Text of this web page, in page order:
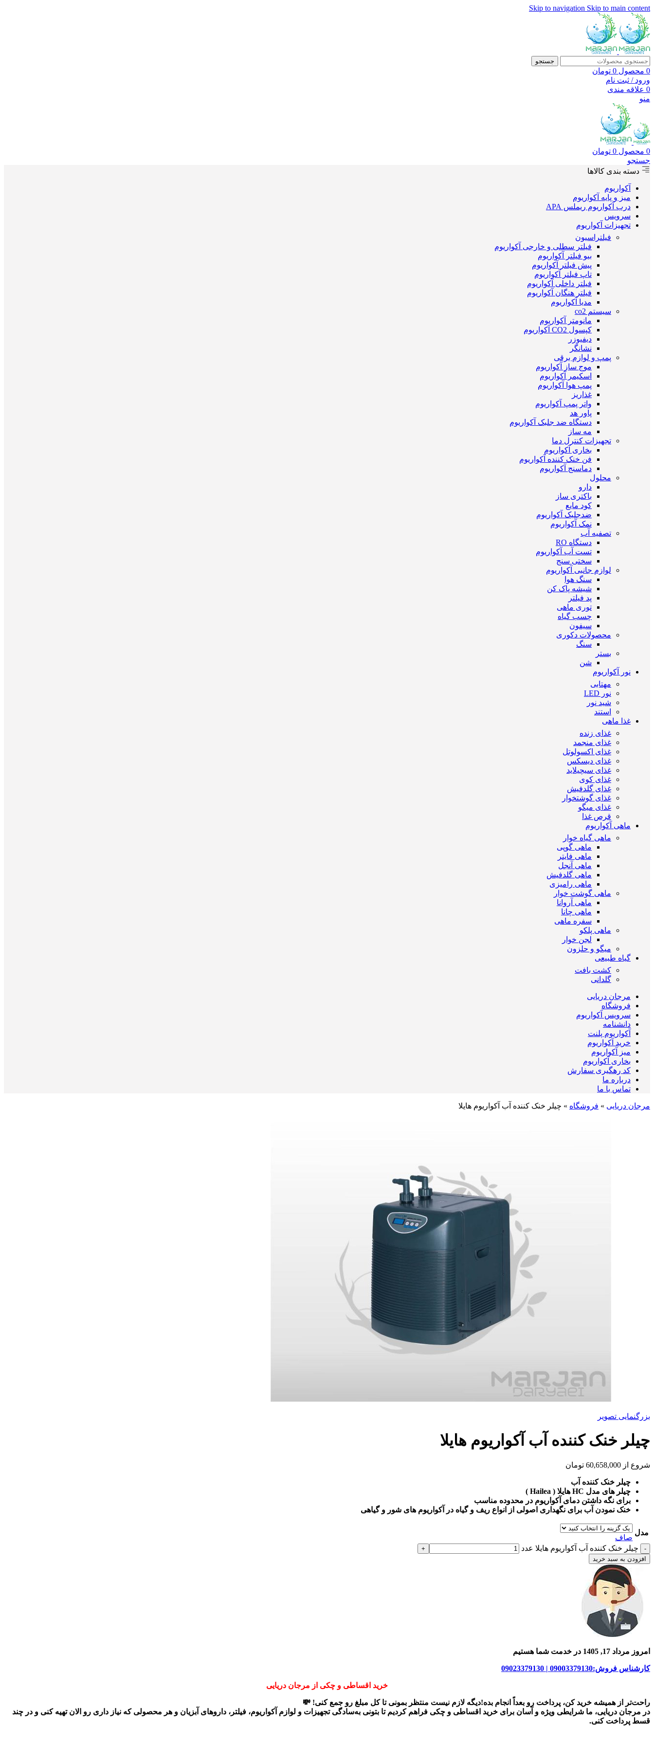
Skip to navigation Skip to main content
جستجو
0 محصول 0 تومان
ورود / ثبت نام
0 علاقه مندی
منو
0 محصول 0 تومان
جستجو
دسته بندی کالاها
آکواریوم
میز و پایه آکواریوم
درب آکواریوم ریملس APA
سرویس
تجهیزات آکواریوم
فیلتراسیون
فیلتر سطلی و خارجی آکواریوم
بیو فیلتر آکواریوم
پیش فیلتر آکواریوم
تاپ فیلتر آکواریوم
فیلتر داخلی آکواریوم
فیلتر هنگان آکواریوم
مدیا آکواریوم
سیستم co2
مانومتر آکواریوم
کپسول CO2 آکواریوم
دیفیوزر
نشانگر
پمپ و لوازم برقی
موج ساز آکواریوم
اسکیمر آکواریوم
پمپ هوا آکواریوم
غذاریز
واتر پمپ آکواریوم
پاور هد
دستگاه ضد جلبک آکواریوم
مه ساز
تجهیزات کنترل دما
بخاری آکواریوم
فن خنک کننده آکواریوم
دماسنج آکواریوم
محلول
دارو
باکتری ساز
کود مایع
ضدجلبک آکواریوم
نمک آکواریوم
تصفیه آب
دستگاه RO
تست آب آکواریوم
سختی سنج
لوازم جانبی آکواریوم
سنگ هوا
شیشه پاک کن
پد فیلتر
توری ماهی
چسب گیاه
سیفون
محصولات دکوری
سنگ
بستر
شن
نور آکواریوم
مهتابی
نور LED
شید نور
استند
غذا ماهی
غذای زنده
غذای منجمد
غذای اکسولوتل
غذای دیسکس
غذای سیچیلاید
غذای کوی
غذای گلدفیش
غذای گوشتخوار
غذای میگو
قرص غذا
ماهی آکواریوم
ماهی گیاه خوار
ماهی گوپی
ماهی فایتر
ماهی آنجل
ماهی گلدفیش
ماهی رامیزی
ماهی گوشت خوار
ماهی آروانا
ماهی چانا
سفره ماهی
ماهی پلکو
لجن خوار
میگو و حلزون
گیاه طبیعی
کشت بافت
گلدانی
مرجان دریایی
فروشگاه
سرویس آکواریوم
دانشنامه
آکواریوم پلنت
خرید آکواریوم
میز آکواریوم
بخاری آکواریوم
کد رهگیری سفارش
درباره ما
تماس با ما
مرجان دریایی » فروشگاه » چیلر خنک کننده آب آکواریوم هایلا
بزرگنمایی تصویر
چیلر خنک کننده آب آکواریوم هایلا
شروع از 60,658,000 تومان
چیلر خنک کننده آب
چیلر های مدل HC هایلا ( Hailea )
برای نگه داشتن دمای آکواریوم در محدوده مناسب
خنک نمودن آب برای نگهداری اصولی از انواع ریف و گیاه در آکواریوم های شور و گیاهی
مدل
صاف
چیلر خنک کننده آب آکواریوم هایلا عدد
افزودن به سبد خرید
امروز مرداد 17, 1405 در خدمت شما هستیم
کارشناس فروش:09003379130 | 09023379130
خرید اقساطی و چکی از مرجان دریایی
راحت‌تر از همیشه خرید کن، پرداخت رو بعداً انجام بده!دیگه لازم نیست منتظر بمونی تا کل مبلغ رو جمع کنی! 💸
در مرجان دریایی، ما شرایطی ویژه و آسان برای خرید اقساطی و چکی فراهم کردیم تا بتونی به‌سادگی تجهیزات و لوازم آکواریوم، فیلتر، داروهای آبزیان و هر محصولی که نیاز داری رو الان تهیه کنی و در چند
قسط پرداخت کنی.